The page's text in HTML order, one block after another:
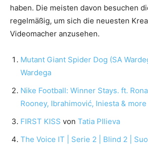
haben. Die meisten davon besuchen
regelmäßig, um sich die neuesten
Videomacher anzusehen.
Mutant Giant Spider Dog (SA
Wardega
Nike Football: Winner Stays. ft.
Rooney, Ibrahimović, Iniesta & more
FIRST KISS von Tatia PIlieva
The Voice IT | Serie 2 | Blind 2 |